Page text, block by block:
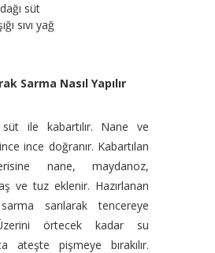
süt
sıvı yağ
Sarma Nasıl Yapılır
süt ile kabartılır. Nane ve
ince doğranır. Kabartılan
nane, maydanoz,
ve tuz eklenir. Hazırlanan
sarılarak tencereye
örtecek kadar su
ateşte pişmeye bırakılır.